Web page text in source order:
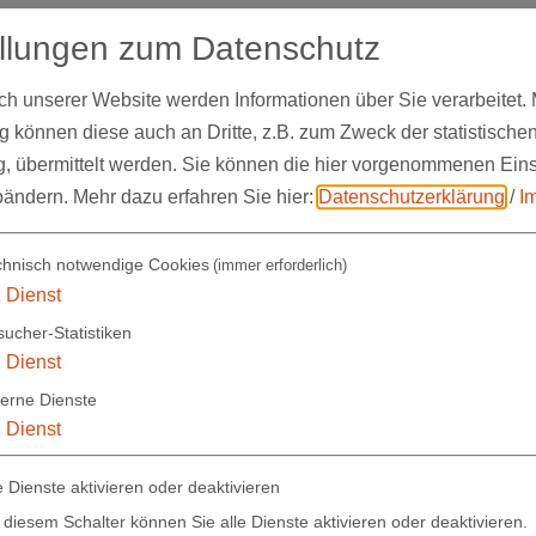
ist dabei unterschiedlich.
Eltern und Kinder orientieren.
ist je nach Wohnort (Größe, Infrastruktur)
die Angebotsstruktur erhalten Sie bei
Landkreises unter folgenden Links.
(Kindergarten, Hort)(pdf - 469,5 KB)
Schulen
(pdf - 338,7 KB)
Tagesstätte Lebenshilfe AF e.V.
zum Datenschutz
unserer Website werden Informationen über Sie verarbeitet.
können diese auch an Dritte, z.B. zum Zweck der statistischen
übermittelt werden. Sie können die hier vorgenommenen
Mehr dazu erfahren Sie hier: Datenschutzerklärung /
notwendige Cookies (immer erforderlich)
Dienst
Statistiken
Dienst
Dienste
Dienst
Dienste aktivieren oder deaktivieren
diesem Schalter können Sie alle Dienste aktivieren oder deaktivieren.